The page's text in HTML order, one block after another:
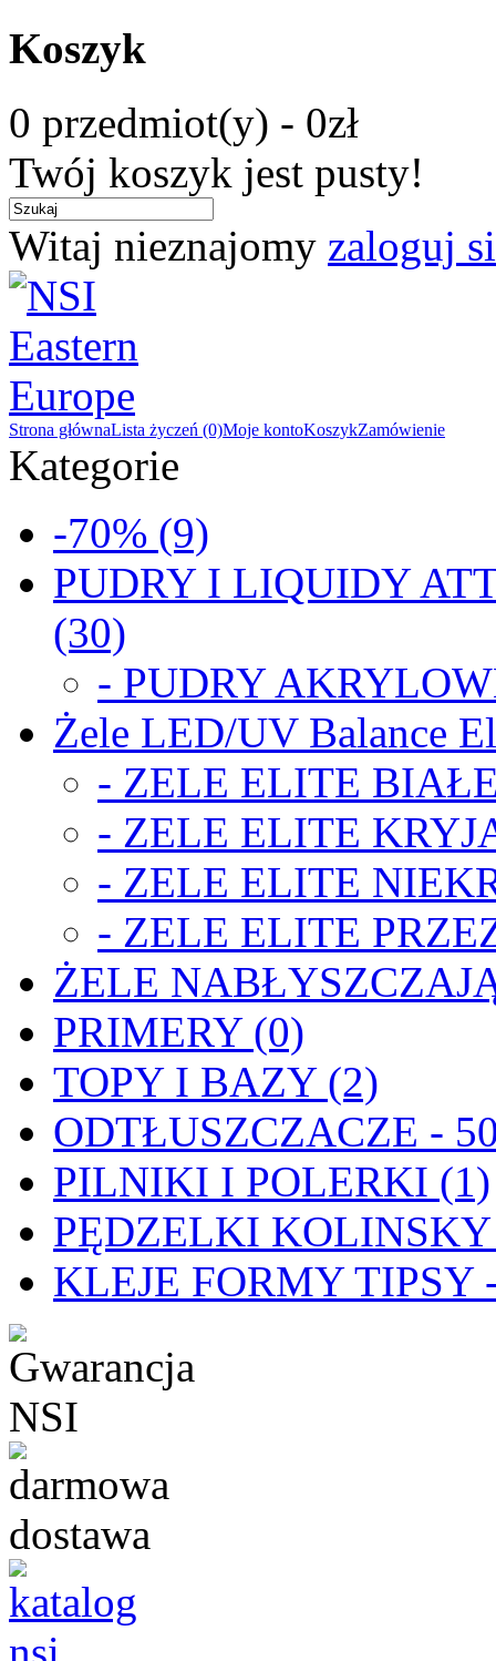
Koszyk
0 przedmiot(y) - 0zł
Twój koszyk jest pusty!
Witaj nieznajomy zaloguj
Strona głównaLista życzeń (0)Moje kontoKoszykZamówienie
Kategorie
-70% (9)
PUDRY I LIQUIDY
(30)
- PUDRY
Żele LED/UV Balance
- ZELE ELITE
- ZELE ELITE
- ZELE ELITE
- ZELE ELITE
ŻELE
PRIMERY (0)
TOPY I BAZY (2)
ODTŁUSZCZACZE -
PILNIKI I POLERKI (1)
PĘDZELKI
KLEJE FORMY TIPSY